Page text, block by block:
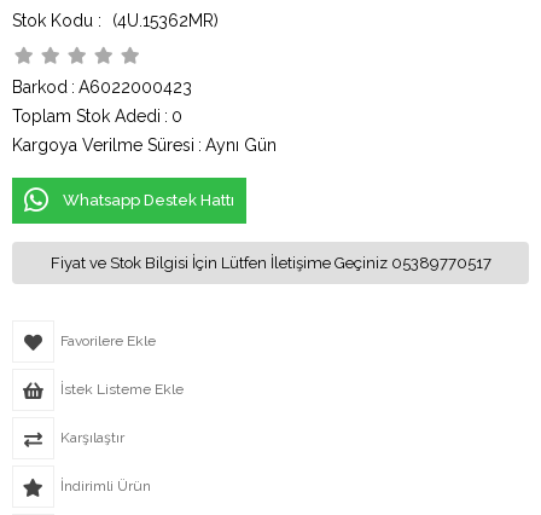
(4U.15362MR)
Barkod : A6022000423
Toplam Stok Adedi : 0
Kargoya Verilme Süresi : Aynı Gün
Whatsapp Destek Hattı
Fiyat ve Stok Bilgisi İçin Lütfen İletişime Geçiniz 05389770517
Favorilere Ekle
İstek Listeme Ekle
Karşılaştır
İndirimli Ürün